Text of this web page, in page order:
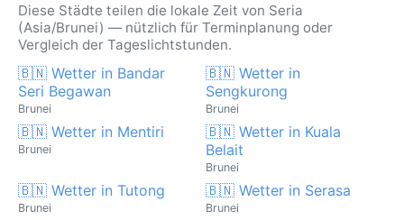
Diese Städte teilen die lokale Zeit von Seria
(Asia/Brunei) — nützlich für Terminplanung oder
Vergleich der Tageslichtstunden.
🇧🇳 Wetter in Bandar
Seri Begawan
Brunei
🇧🇳 Wetter in
Sengkurong
Brunei
🇧🇳 Wetter in Mentiri
Brunei
🇧🇳 Wetter in Kuala
Belait
Brunei
🇧🇳 Wetter in Tutong
Brunei
🇧🇳 Wetter in Serasa
Brunei